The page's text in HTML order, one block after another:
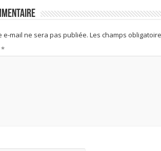
e-mail ne sera pas publiée. Les champs
*